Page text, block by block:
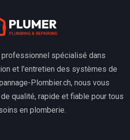
professionnel spécialisé dans
et l'entretien des systèmes de
Plombier.ch, nous vous
qualité, rapide et fiable pour tous
en plomberie.